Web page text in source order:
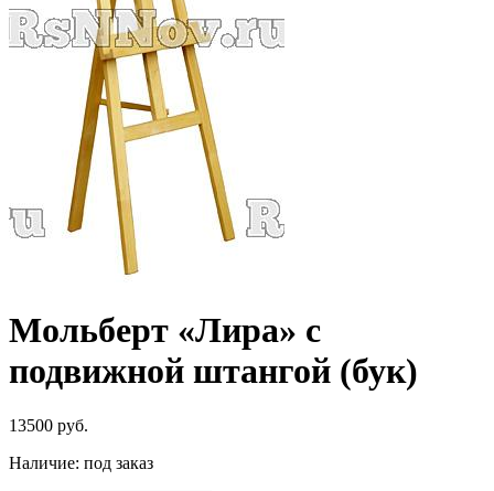
Мольберт «Лира» с
подвижной штангой (бук)
13500 руб.
Наличие: под заказ